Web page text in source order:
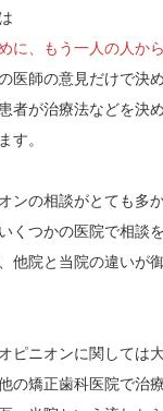
に、もう一人の人か
医師の意見だけで決
者が治療法などを決
す。
ンの相談がとても多か
くつかの医院で相談
他院と当院の違いが
ピニオンに関しては
の矯正歯科医院で治